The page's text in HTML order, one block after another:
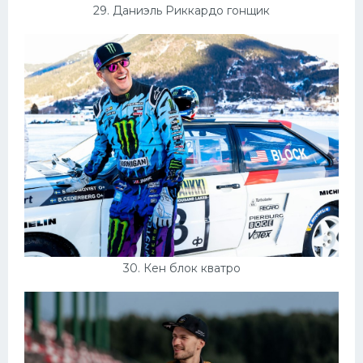
29. Даниэль Риккардо гонщик
30. Кен блок кватро